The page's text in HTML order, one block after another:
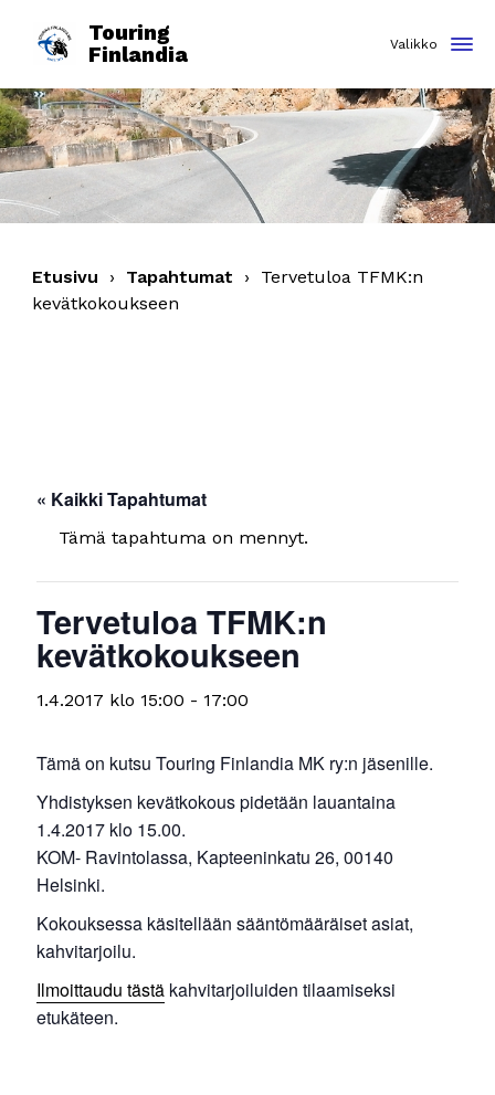
Touring
Finlandia
Etusivu › Tapahtumat › Tervetuloa TFMK:n
kevätkokoukseen
« Kaikki Tapahtumat
Tämä tapahtuma on mennyt.
Tervetuloa TFMK:n
kevätkokoukseen
1.4.2017 klo 15:00 - 17:00
Tämä on kutsu Touring Finlandia MK ry:n jäsenille.
Yhdistyksen kevätkokous pidetään lauantaina
1.4.2017 klo 15.00.
KOM- Ravintolassa, Kapteeninkatu 26, 00140
Helsinki.
Kokouksessa käsitellään sääntömääräiset asiat,
kahvitarjoilu.
Ilmoittaudu tästä kahvitarjoiluiden tilaamiseksi
etukäteen.